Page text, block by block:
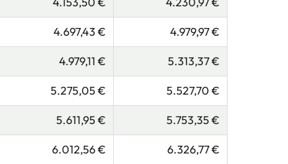
4.697,43 € 4.979,97 €
4.979,11 € 5.313,37 €
5.275,05 € 5.527,70 €
5.611,95 € 5.753,35 €
6.012,56 € 6.326,77 €